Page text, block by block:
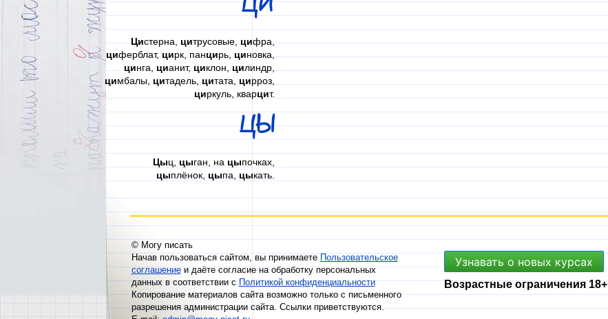
Цистерна,цитрусовые,цифра,
циферблат,цирк, панцирь,циновка,
цинга, цианит, циклон, цилиндр,
цимбалы, цитадель, цитата, цирроз,
циркуль, кварцит.
ЦЫ
Цыц, цыган, на цыпочках,
цыплёнок, цыпа, цыкать.
© Могу писать
Начав пользоваться сайтом, вы принимаете Пользовательское
соглашениеи даёте согласие на обработку персональных
данных в соответствии сПолитикой конфиденциальности
Копирование материалов сайта возможно только с письменного
разрешения администрации сайта. Ссылки приветствуются.
Узнавать о новых курсах
Возрастные ограничения 18+